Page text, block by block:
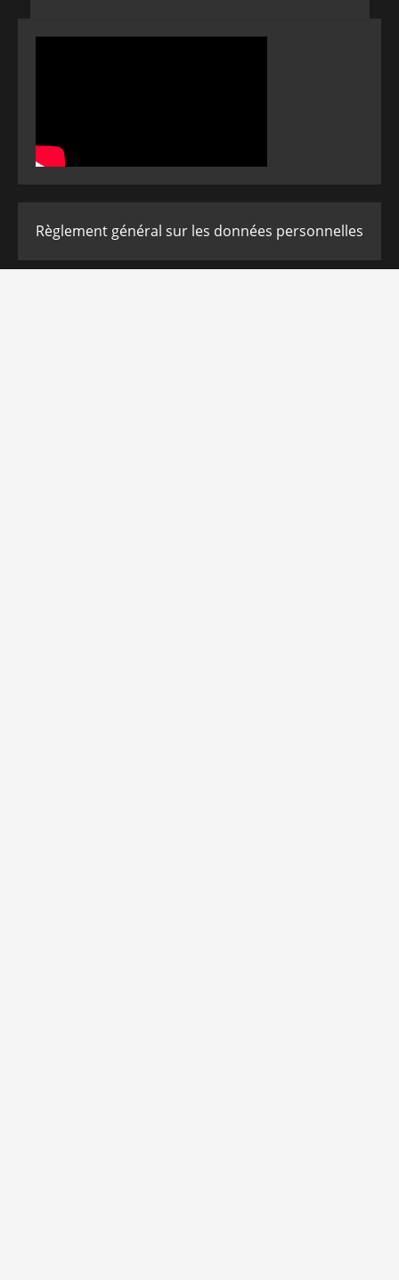
Règlement général sur les données personnelles